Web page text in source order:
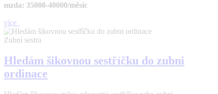
mzda: 35000-40000/měsic
více
Zubní sestra
Hledám šikovnou sestříčku do zubni
ordinace